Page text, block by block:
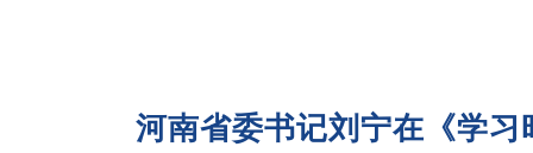
河南省委书记刘宁在《学